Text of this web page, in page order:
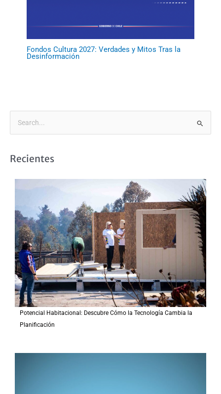
Fondos Cultura 2027: Verdades y Mitos Tras la
Desinformación
cRecientes
Potencial Habitacional: Descubre Cómo la Tecnología Cambia la
Planificación